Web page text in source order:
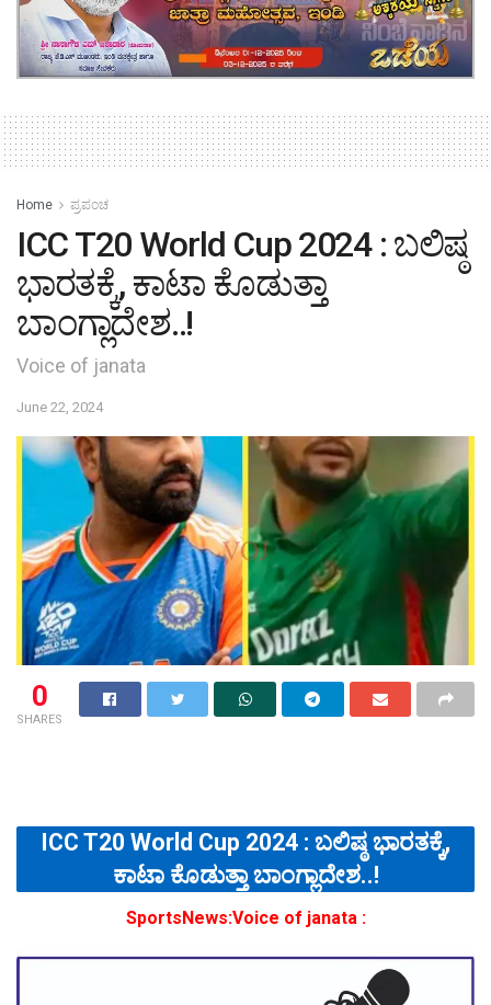
Home ಪ್ರಪಂಚ
ICC T20 World Cup 2024 : ಬಲಿಷ್ಠ
ಭಾರತಕ್ಕೆ, ಕಾಟಾ ಕೊಡುತ್ತಾ
ಬಾಂಗ್ಲಾದೇಶ..!
Voice of janata
June 22, 2024
0
SHARES
ICC T20 World Cup 2024 : ಬಲಿಷ್ಠ ಭಾರತಕ್ಕೆ,
ಕಾಟಾ ಕೊಡುತ್ತಾ ಬಾಂಗ್ಲಾದೇಶ..!
SportsNews:Voice of janata :